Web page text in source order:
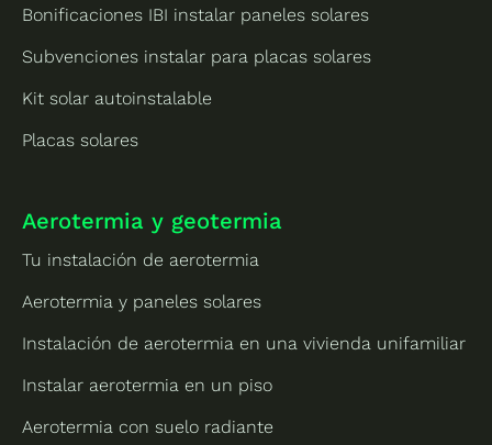
Bonificaciones IBI instalar paneles solares
Subvenciones instalar para placas solares
Kit solar autoinstalable
Placas solares
Aerotermia y geotermia
Tu instalación de aerotermia
Aerotermia y paneles solares
Instalación de aerotermia en una vivienda unifamiliar
Instalar aerotermia en un piso
Aerotermia con suelo radiante